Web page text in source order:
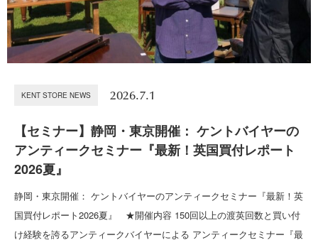
KENT STORE NEWS 2026.7.1
【セミナー】静岡・東京開催： ケントバイヤーの
アンティークセミナー『最新！英国買付レポート
2026夏』
静岡・東京開催： ケントバイヤーのアンティークセミナー『最新！英
国買付レポート2026夏』 ★開催内容 150回以上の渡英回数と買い付
け経験を誇るアンティークバイヤーによる アンティークセミナー『最